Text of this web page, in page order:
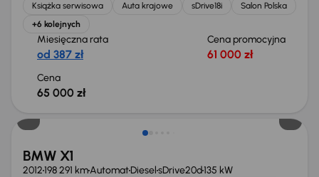
Książka serwisowa Auta krajowe sDrive18i
Salon Polska
+6 kolejnych
Miesięczna rata
od 387 zł
Cena promocyjna
61 000 zł
Cena
65 000 zł
BMW X1
2012198 291 kmAutomatDieselsDrive20d135 kW